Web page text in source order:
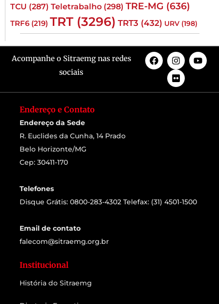
TCU (287) Teletrabalho (298) TRE-MG (636)
TRF6 (219) TRT (3296) TRT3 (432) URV (198)
Acompanhe o Sitraemg nas redes
sociais
Endereço e Contato
Endereço da Sede
R. Euclides da Cunha, 14 Prado
Belo Horizonte/MG
Cep: 30411-170
Telefones
Disque Grátis: 0800-283-4302 Telefax: (31) 4501-1500
Email de contato
falecom@sitraemg.org.br
Institucional
História do Sitraemg